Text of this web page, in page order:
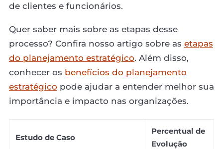
de clientes e funcionários.
Quer saber mais sobre as etapas desse
processo? Confira nosso artigo sobre as etapas
do planejamento estratégico. Além disso,
conhecer os benefícios do planejamento
estratégico pode ajudar a entender melhor sua
importância e impacto nas organizações.
Estudo de Caso
Percentual de
Evolução